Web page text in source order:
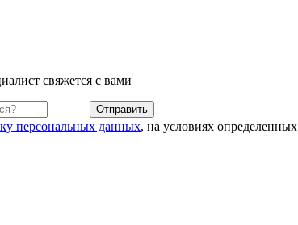
свяжется с вами
персональных данных, на условиях определенных